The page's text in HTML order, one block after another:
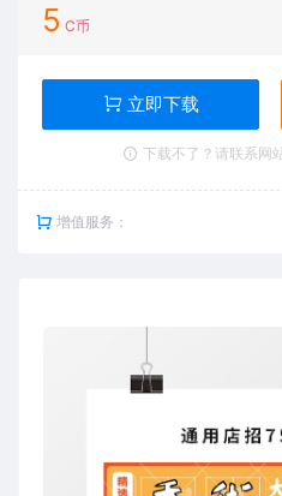
5 C币
立即下载
下载不了？请联系网
增值服务：